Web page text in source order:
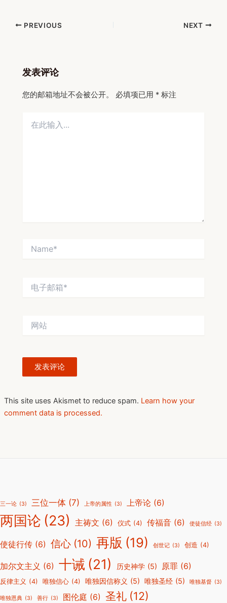
Post
PREVIOUS NEXT
发表评论
您的邮箱地址不会被公开。 必填项已用 * 标注
This site uses Akismet to reduce spam. Learn how your
comment data is processed.
三一论 (3) 三位一体 (7) 上帝的属性 (3) 上帝论 (6)
两国论 (23) 主祷文 (6) 仪式 (4) 传福音 (6) 使徒信经 (3)
使徒行传 (6) 信心 (10) 再版 (19) 创世记 (3) 创造 (4)
加尔文主义 (6) 十诫 (21) 历史神学 (5) 原罪 (6)
反律主义 (4) 唯独信心 (4) 唯独因信称义 (5) 唯独圣经 (5) 唯独基督 (3)
唯独恩典 (3) 善行 (3) 图伦庭 (6) 圣礼 (12)